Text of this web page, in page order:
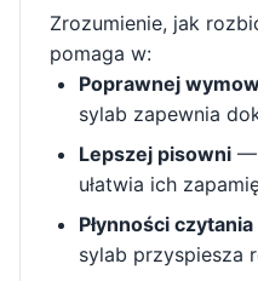
Zrozumienie, jak
pomaga w:
Poprawnej
sylab zapewnia
Lepszej pisowni —
ułatwia ich
Płynności czytania
sylab przyspiesza